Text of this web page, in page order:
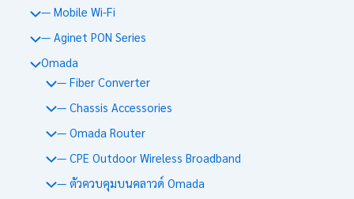
— Mobile Wi-Fi
— Aginet PON Series
Omada
— Fiber Converter
— Chassis Accessories
— Omada Router
— CPE Outdoor Wireless Broadband
— ตัวควบคุมบนคลาวด์ Omada